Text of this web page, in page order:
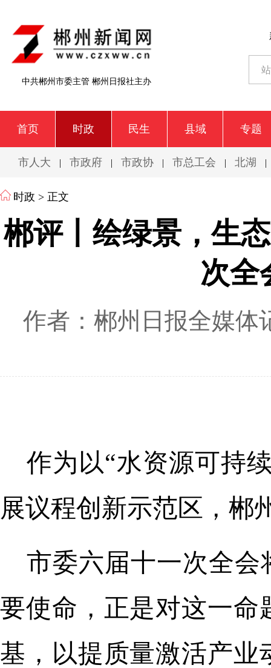
中共郴州市委主管 郴州日报社主办
首页 时政 民生 县域 专题
市人大 | 市政府 | 市政协 | 市总工会 | 北湖 |
时政 > 正文
郴评丨绘绿景，生
次全
作者：郴州日报全媒体
作为以“水资源可持
展议程创新示范区，郴
市委六届十一次全会
要使命，正是对这一命
基，以提质量激活产